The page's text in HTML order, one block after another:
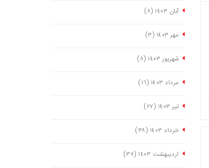
آبان ١٤٠٣ (٨)
مهر ١٤٠٣ (٣)
شهریور ١٤٠٣ (٨)
مرداد ١٤٠٣ (١٦)
تیر ١٤٠٣ (٢٧)
خرداد ١٤٠٣ (٣٨)
اردیبهشت ١٤٠٣ (٣٧)